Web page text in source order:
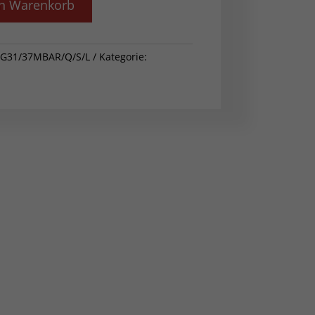
Warenkorb
37MBAR/Q/S/L
Kategorie: